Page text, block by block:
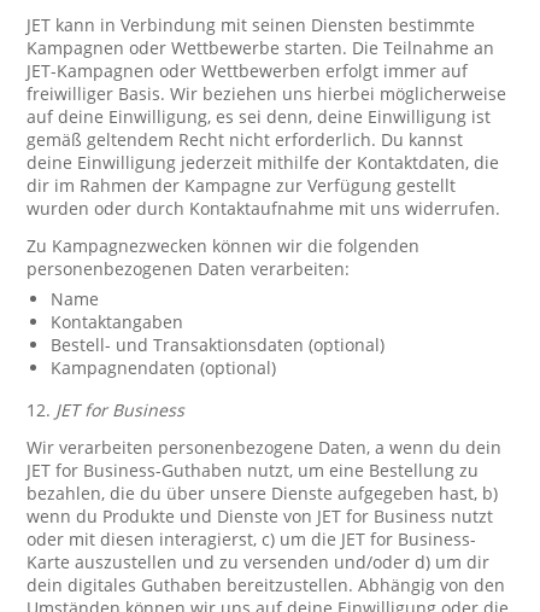
JET kann in Verbindung mit seinen Diensten bestimmte
Kampagnen oder Wettbewerbe starten. Die Teilnahme an
JET-Kampagnen oder Wettbewerben erfolgt immer auf
freiwilliger Basis. Wir beziehen uns hierbei möglicherweise
auf deine Einwilligung, es sei denn, deine Einwilligung ist
gemäß geltendem Recht nicht erforderlich. Du kannst
deine Einwilligung jederzeit mithilfe der Kontaktdaten, die
dir im Rahmen der Kampagne zur Verfügung gestellt
wurden oder durch Kontaktaufnahme mit uns widerrufen.
Zu Kampagnezwecken können wir die folgenden
personenbezogenen Daten verarbeiten:
Name
Kontaktangaben
Bestell- und Transaktionsdaten (optional)
Kampagnendaten (optional)
12. JET for Business
Wir verarbeiten personenbezogene Daten, a wenn du dein
JET for Business-Guthaben nutzt, um eine Bestellung zu
bezahlen, die du über unsere Dienste aufgegeben hast, b)
wenn du Produkte und Dienste von JET for Business nutzt
oder mit diesen interagierst, c) um die JET for Business-
Karte auszustellen und zu versenden und/oder d) um dir
dein digitales Guthaben bereitzustellen. Abhängig von den